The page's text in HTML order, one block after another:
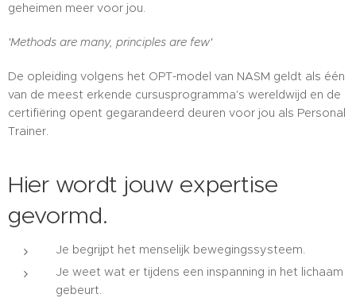
geheimen meer voor jou.
'Methods are many, principles are few'
De opleiding volgens het OPT-model van NASM geldt als één
van de meest erkende cursusprogramma's wereldwijd en de
certifiëring opent gegarandeerd deuren voor jou als Personal
Trainer.
Hier wordt jouw expertise
gevormd.
Je begrijpt het menselijk bewegingssysteem.
Je weet wat er tijdens een inspanning in het lichaam
gebeurt.